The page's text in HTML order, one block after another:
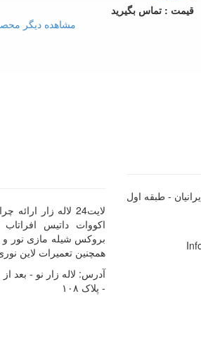
قیمت : تماس بگیرید
مشاهده دیگر
اکووات داتیس
بروکس شیله مازی نور و
همچنین تعمیرات لاین
آدرس: لاله زار نو - بعد
- پلاک ۱۰۸
- طبقه اول